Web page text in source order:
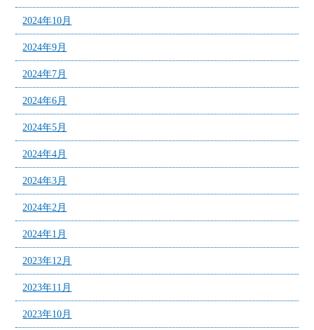
2024年10月
2024年9月
2024年7月
2024年6月
2024年5月
2024年4月
2024年3月
2024年2月
2024年1月
2023年12月
2023年11月
2023年10月